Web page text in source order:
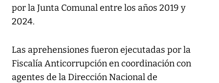
por la Junta Comunal entre los años 2019 y
2024.
Las aprehensiones fueron ejecutadas por la
Fiscalía Anticorrupción en coordinación con
agentes de la Dirección Nacional de